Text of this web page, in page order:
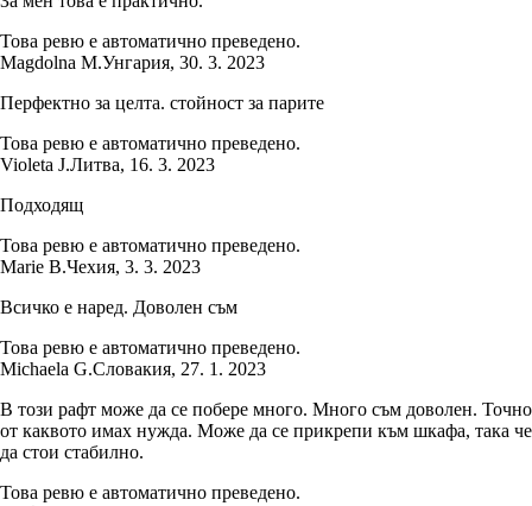
Това ревю е автоматично преведено.
Magdolna M.Унгария, 30. 3. 2023
Перфектно за целта. стойност за парите
Това ревю е автоматично преведено.
Violeta J.Литва, 16. 3. 2023
Подходящ
Това ревю е автоматично преведено.
Marie B.Чехия, 3. 3. 2023
Всичко е наред. Доволен съм
Това ревю е автоматично преведено.
Michaela G.Словакия, 27. 1. 2023
В този рафт може да се побере много. Много съм доволен. Точно
от каквото имах нужда. Може да се прикрепи към шкафа, така че
да стои стабилно.
Това ревю е автоматично преведено.